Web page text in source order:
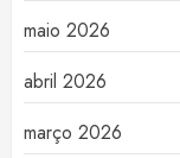
maio 2026
abril 2026
março 2026